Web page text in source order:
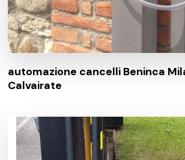
automazione cancelli Beninca
Calvairate